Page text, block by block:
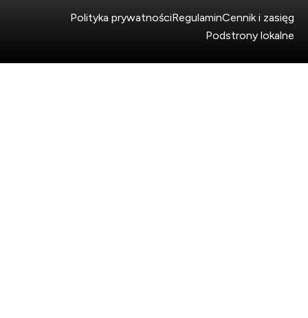
Polityka prywatnościRegulaminCennik i zasięg
Podstrony lokalne